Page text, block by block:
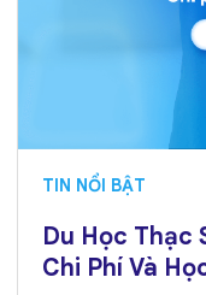
TIN NỔI BẬT
Du Học Thạc
Chi Phí Và